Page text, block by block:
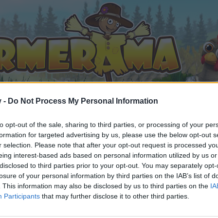
- Do Not Process My Personal Information
opt-out of the sale, sharing to third parties, or processing of your
for targeted advertising by us, please use the below opt-out
selection. Please note that after your opt-out request is processed
interest-based ads based on personal information utilized by us
to third parties prior to your opt-out. You may separately
of your personal information by third parties on the IAB’s list of
This information may also be disclosed by us to third parties on the
Participants that may further disclose it to other third parties.
XX
gefällt
teilnehmen oder eigene Themen starten möchtest,